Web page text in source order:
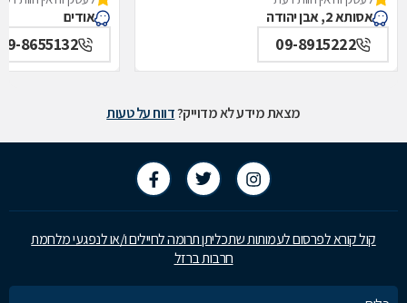
אסותא 2, אבן יהודה
09-8915222
אודים
8655132
מצאת מידע לא מדוייק?דווח על טעות
קול קורא לפרסום לעמותות שתכליתן תרומה לחיילים ו/או לנפגעי מלחמת
חרבות ברזל